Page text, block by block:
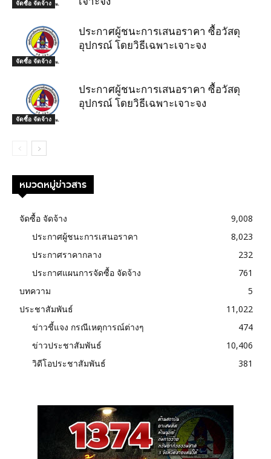
จัดซื้อ จัดจ้าง
จัดซื้อ จัดจ้าง
ประกาศผู้ชนะการเสนอราคา ซื้อวัสดุ
อุปกรณ์ โดยวิธีเฉพาะเจาะจง
จัดซื้อ จัดจ้าง
ประกาศผู้ชนะการเสนอราคา ซื้อวัสดุ
อุปกรณ์ โดยวิธีเฉพาะเจาะจง
หมวดหมู่ข่าวสาร
จัดซื้อ จัดจ้าง
9,008
ประกาศผู้ชนะการเสนอราคา
8,023
ประกาศราคากลาง
232
ประกาศแผนการจัดซื้อ จัดจ้าง
761
บทความ
5
ประชาสัมพันธ์
11,022
ข่าวชี้แจง กรณีเหตุการณ์ต่างๆ
474
ข่าวประชาสัมพันธ์
10,406
วิดีโอประชาสัมพันธ์
381